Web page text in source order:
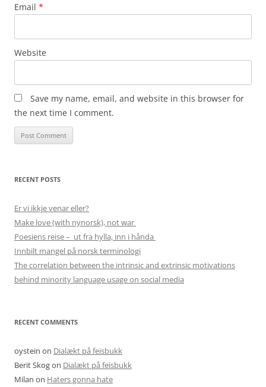
Email *
Website
Save my name, email, and website in this browser for
the next time I comment.
RECENT POSTS
Er vi ikkje venar eller?
Make love (with nynorsk), not war
Poesiens reise – ut fra hylla, inn i hånda
Innbilt mangel på norsk terminologi
The correlation between the intrinsic and extrinsic motivations
behind minority language usage on social media
RECENT COMMENTS
oystein on Dialækt på feisbukk
Berit Skogon Dialækt på feisbukk
Milan on Haters gonna hate